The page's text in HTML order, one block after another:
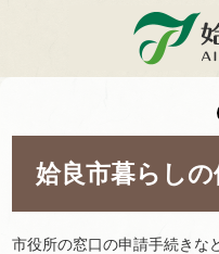
姶良市
姶良市暮らし
市役所の窓口の申請手続きな